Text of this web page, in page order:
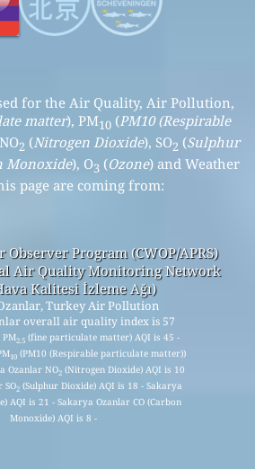
for the Air Quality, Air Pollution,
matter), PM10(PM10 (Respirable
2 (Nitrogen Dioxide), SO2 (Sulphur
Monoxide), O3 (Ozone) and Weather
page are coming from:
Observer Program (CWOP/APRS)
Air Quality Monitoring Network
Kalitesi İzleme Ağı)
Turkey Air Pollution
overall air quality index is 57
PM2.5 (fine particulate matter) AQI is 45 -
10 (PM10 (Respirable particulate matter))
Ozanlar NO2 (Nitrogen Dioxide) AQI is 10
SO2 (Sulphur Dioxide) AQI is 18 - Sakarya
AQI is 21 - Sakarya Ozanlar CO (Carbon
Monoxide) AQI is 8 -